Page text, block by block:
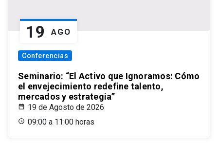
19 AGO
Conferencias
Seminario: “El Activo que Ignoramos: Cómo
el envejecimiento redefine talento,
mercados y estrategia”
19 de Agosto de 2026
09:00 a 11:00 horas